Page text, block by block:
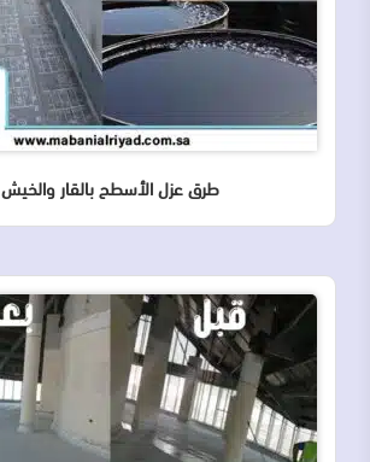
طرق عزل الأسطح بالقار والخيش